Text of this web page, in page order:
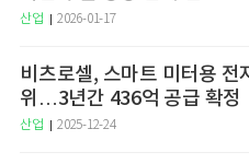
산업 2026-01-17
비츠로셀, 스마트 미터용 전
위…3년간 436억 공급 확정
산업 2025-12-24